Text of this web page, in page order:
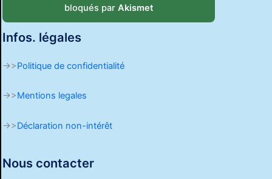
bloqués par Akismet
Infos. légales
->>Politique de confidentialité
->>Mentions legales
->>Déclaration non-intérêt
Nous contacter